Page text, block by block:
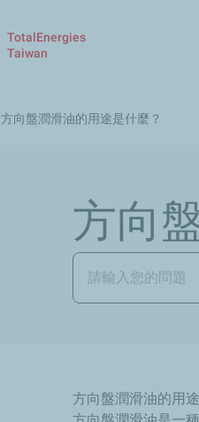
TotalEnergies
Taiwan
方向盤潤滑油的用途是什麼？
方向
方向盤潤滑油的用